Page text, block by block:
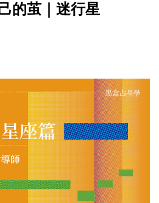
的茧｜迷行星